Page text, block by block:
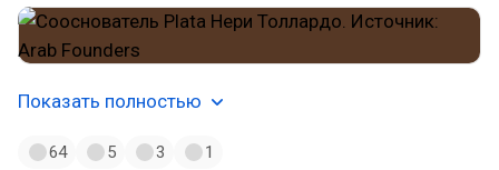
Показать полностью
64 5 3 1